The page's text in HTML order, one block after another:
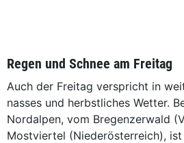
Regen und Schnee am Freitag
Auch der Freitag verspricht in
nasses und herbstliches Wetter.
Nordalpen, vom Bregenzerwald
Mostviertel (Niederösterreich),